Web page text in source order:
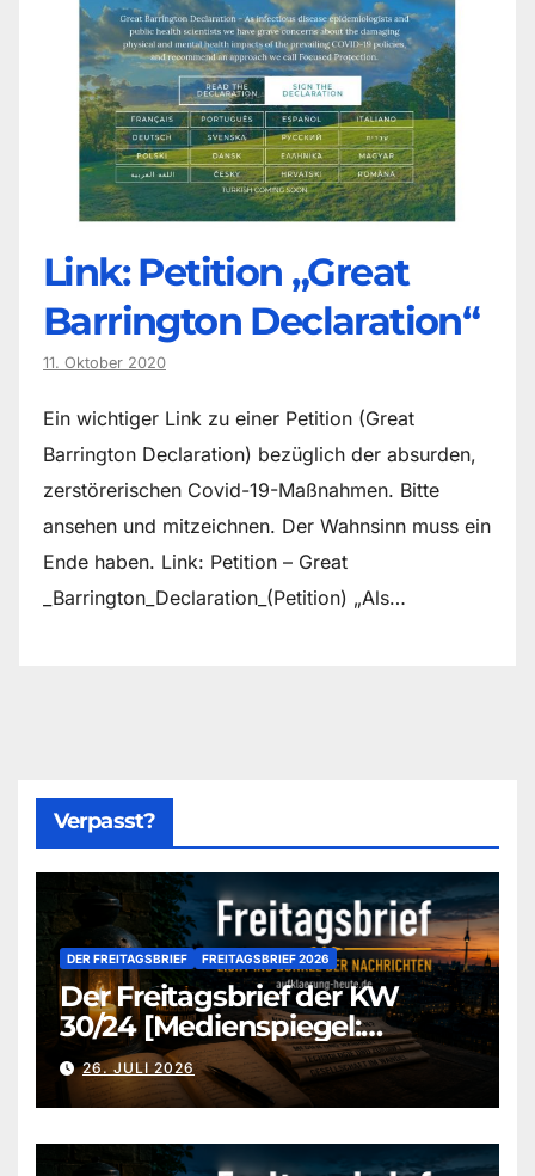
Link: Petition „Great
Barrington Declaration“
11. Oktober 2020
Ein wichtiger Link zu einer Petition (Great
Barrington Declaration) bezüglich der absurden,
zerstörerischen Covid-19-Maßnahmen. Bitte
ansehen und mitzeichnen. Der Wahnsinn muss ein
Ende haben. Link: Petition – Great
_Barrington_Declaration_(Petition) „Als…
Verpasst?
DER FREITAGSBRIEF FREITAGSBRIEF 2026
Der Freitagsbrief der KW
30/24 [Medienspiegel:
aufklaerung-heute-de]
26. JULI 2026